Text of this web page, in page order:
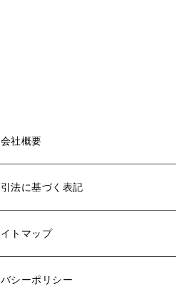
会社概要
法に基づく表記
トマップ
シーポリシー